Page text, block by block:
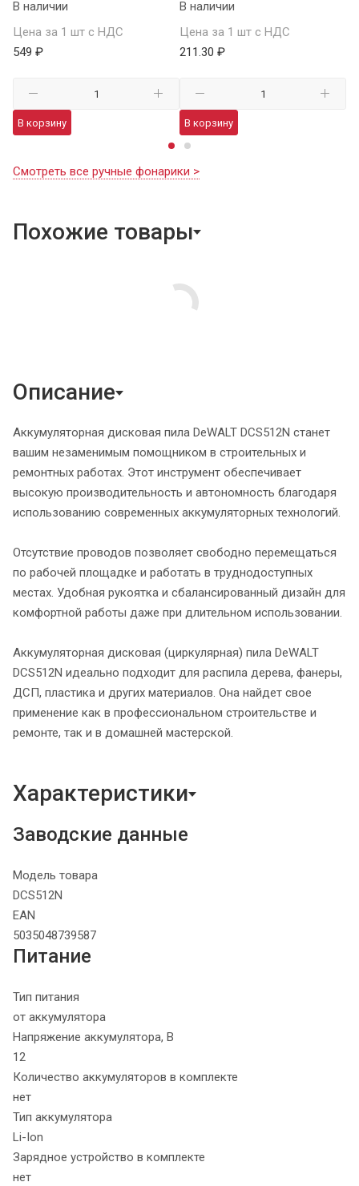
В наличии
Цена за 1 шт с НДС
549 ₽
В корзину
В наличии
Цена за 1 шт с НДС
211.30 ₽
В корзину
Смотреть все ручные фонарики >
Похожие товары
Описание
Аккумуляторная дисковая пила DeWALT DCS512N станет
вашим незаменимым помощником в строительных и
ремонтных работах. Этот инструмент обеспечивает
высокую производительность и автономность благодаря
использованию современных аккумуляторных технологий.
Отсутствие проводов позволяет свободно перемещаться
по рабочей площадке и работать в труднодоступных
местах. Удобная рукоятка и сбалансированный дизайн для
комфортной работы даже при длительном использовании.
Аккумуляторная дисковая (циркулярная) пила DeWALT
DCS512N идеально подходит для распила дерева, фанеры,
ДСП, пластика и других материалов. Она найдет свое
применение как в профессиональном строительстве и
ремонте, так и в домашней мастерской.
Характеристики
Заводские данные
Модель товара
DCS512N
EAN
5035048739587
Питание
Тип питания
от аккумулятора
Напряжение аккумулятора, В
12
Количество аккумуляторов в комплекте
нет
Тип аккумулятора
Li-Ion
Зарядное устройство в комплекте
нет